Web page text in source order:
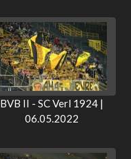
BVB II - SC Verl 1924 |
06.05.2022